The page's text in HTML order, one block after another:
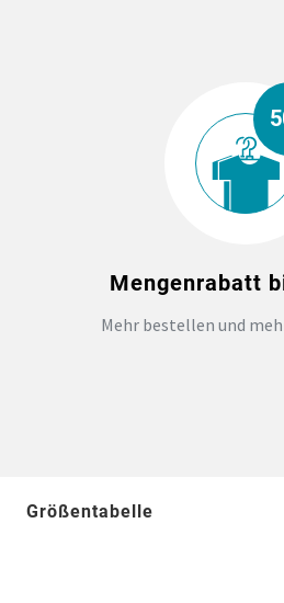
Mengenrabatt
Mehr bestellen und
Größentabelle